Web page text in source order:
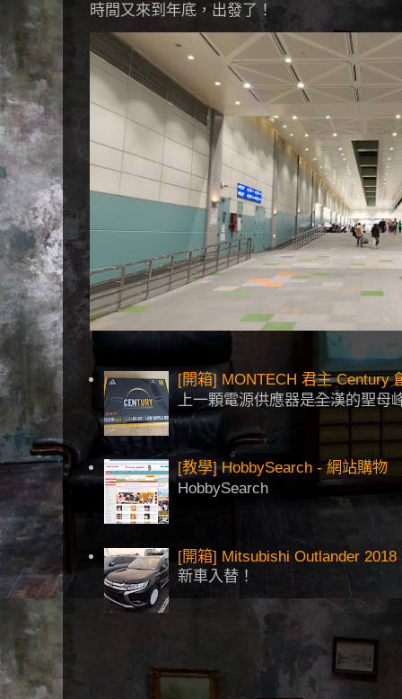
時間又來到年底，出發了！
[開箱] MONTECH 君主 Century
上一顆電源供應器是全漢的聖
[教學] HobbySearch - 網站購物
HobbySearch
[開箱] Mitsubishi Outlander 2018
新車入替！